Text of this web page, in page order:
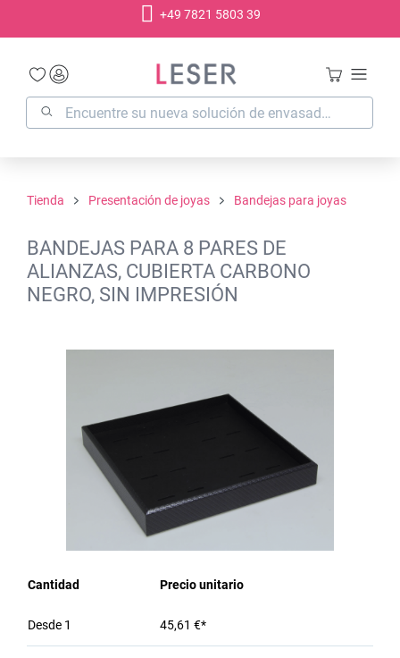
+49 7821 5803 39
Tienda Presentación de joyas Bandejas para joyas
BANDEJAS PARA 8 PARES DE
ALIANZAS, CUBIERTA CARBONO
NEGRO, SIN IMPRESIÓN
Cantidad Precio unitario
Desde 1 45,61 €*